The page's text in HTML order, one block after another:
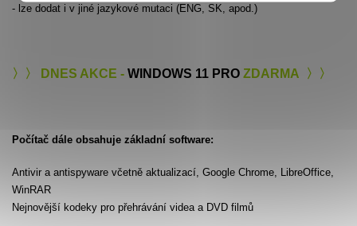
- lze dodat i v jiné jazykové mutaci (ENG, SK, apod.)
〉〉 DNES AKCE - WINDOWS 11 PRO ZDARMA 〉〉
Počítač dále obsahuje základní software:
Antivir a antispyware včetně aktualizací, Google Chrome, LibreOffice,
WinRAR
Nejnovější kodeky pro přehrávání videa a DVD filmů